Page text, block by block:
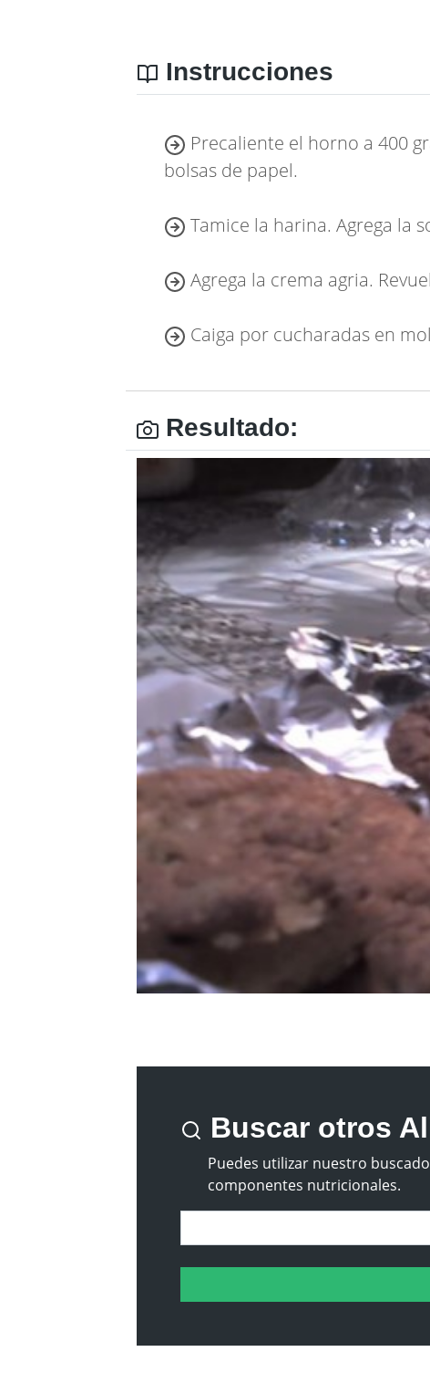
Instrucciones
Precaliente el horno a 400
bolsas de papel.
Tamice la harina. Agrega la
Agrega la crema agria.
Caiga por cucharadas en
Resultado:
Buscar otros
Puedes utilizar nuestro
componentes nutricionales.